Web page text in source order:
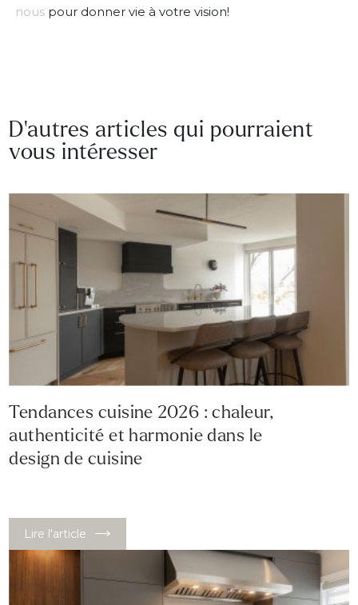
nouspour donner vie à votre vision!
D’autres articles qui pourraient
vous intéresser
Lire l'article
Tendances cuisine 2026 : chaleur,
authenticité et harmonie dans le
design de cuisine